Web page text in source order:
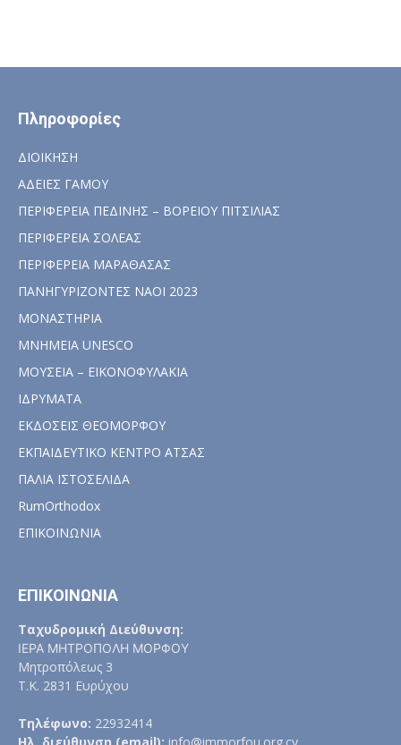
Πληροφορίες
ΔΙΟΙΚΗΣΗ
ΑΔΕΙΕΣ ΓΑΜΟΥ
ΠΕΡΙΦΕΡΕΙΑ ΠΕΔΙΝΗΣ – ΒΟΡΕΙΟΥ ΠΙΤΣΙΛΙΑΣ
ΠΕΡΙΦΕΡΕΙΑ ΣΟΛΕΑΣ
ΠΕΡΙΦΕΡΕΙΑ ΜΑΡΑΘΑΣΑΣ
ΠΑΝΗΓΥΡΙΖΟΝΤΕΣ ΝΑΟΙ 2023
ΜΟΝΑΣΤΗΡΙΑ
ΜΝΗΜΕΙΑ UNESCO
ΜΟΥΣΕΙΑ – ΕΙΚΟΝΟΦΥΛΑΚΙΑ
ΙΔΡΥΜΑΤΑ
ΕΚΔΟΣΕΙΣ ΘΕΟΜΟΡΦΟΥ
ΕΚΠΑΙΔΕΥΤΙΚΟ ΚΕΝΤΡΟ ΑΤΣΑΣ
ΠΑΛΙΑ ΙΣΤΟΣΕΛΙΔΑ
RumOrthodox
ΕΠΙΚΟΙΝΩΝΙΑ
ΕΠΙΚΟΙΝΩΝΙΑ
Ταχυδρομική Διεύθυνση:
ΙΕΡΑ ΜΗΤΡΟΠΟΛΗ ΜΟΡΦΟΥ
Μητροπόλεως 3
Τ.Κ. 2831 Ευρύχου
Τηλέφωνο: 22932414